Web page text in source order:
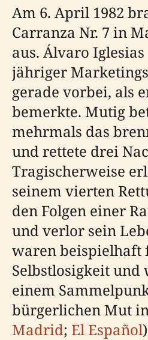
Am 6. April 1982
Carranza Nr. 7 in
aus. Álvaro Iglesias
jähriger
gerade vorbei, als
bemerkte. Mutig
mehrmals das
und rettete drei
Tragischerweise
seinem vierten
den Folgen einer
und verlor sein
waren beispielhaft
Selbstlosigkeit und
einem
bürgerlichen Mut
Madrid; El Español